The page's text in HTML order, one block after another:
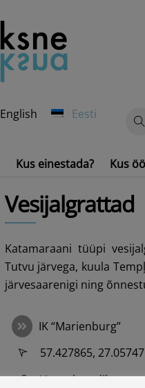
English Eesti
Kus einestada? Kus
Vesijalgrattad
Katamaraani tüüpi
Tutvu järvega, kuula
järvesaarenigi ning
IK “Marienburg”
57.427865,
Vaata kaardilt